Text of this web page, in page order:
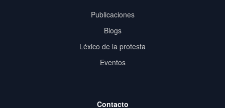
Publicaciones
Blogs
Léxico de la protesta
Eventos
Contacto